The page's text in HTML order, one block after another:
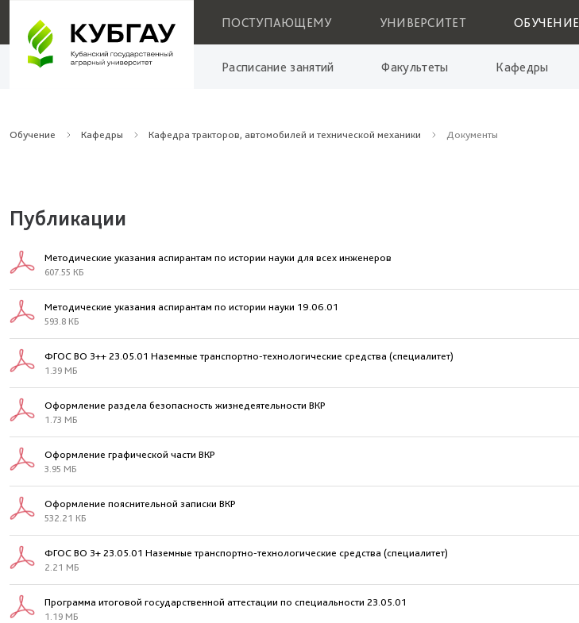
ПОСТУПАЮЩЕМУ УНИВЕРСИТЕТ ОБУЧЕНИЕ
Расписание занятий Факультеты Кафедры
Обучение Кафедры Кафедра тракторов, автомобилей и технической механики Документы
Публикации
Методические указания аспирантам по истории науки для всех инженеров
607.55 КБ
Методические указания аспирантам по истории науки 19.06.01
593.8 КБ
ФГОС ВО 3++ 23.05.01 Наземные транспортно-технологические средства (специалитет)
1.39 МБ
Оформление раздела безопасность жизнедеятельности ВКР
1.73 МБ
Оформление графической части ВКР
3.95 МБ
Оформление пояснительной записки ВКР
532.21 КБ
ФГОС ВО 3+ 23.05.01 Наземные транспортно-технологические средства (специалитет)
2.21 МБ
Программа итоговой государственной аттестации по специальности 23.05.01
1.19 МБ